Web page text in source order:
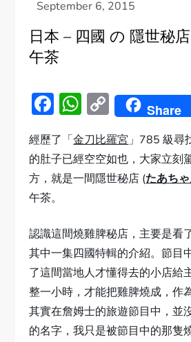
日本 – 四國 の 隱世秘
午茶
Facebook
WhatsApp
Copy
Link
Share
經歷了「金刀比羅宮」785 級尋
的肚子已經空空如也，大家立刻
方，就是一間隱世秘店 (たあち
午茶。
認識這間燒雞脾秘店，主要是看
其中一集四國特輯的介紹。節目
了這間當地人才懂得去的小店給
整一小時，才能把雞脾燒成，作
其實在詹姆士的旅遊節目中，並
的名字，我只是被節目中的那隻